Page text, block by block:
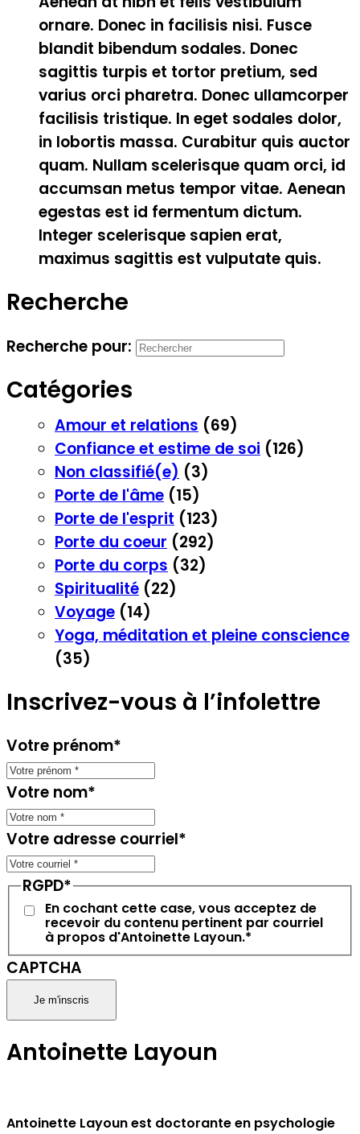
ornare. Donec in facilisis nisi. Fusce
blandit bibendum sodales. Donec
sagittis turpis et tortor pretium, sed
varius orci pharetra. Donec ullamcorper
facilisis tristique. In eget sodales dolor,
in lobortis massa. Curabitur quis auctor
quam. Nullam scelerisque quam orci, id
accumsan metus tempor vitae. Aenean
egestas est id fermentum dictum.
Integer scelerisque sapien erat,
maximus sagittis est vulputate quis.
Recherche
Recherche pour:
Catégories
Amour et relations (69)
Confiance et estime de soi (126)
Non classifié(e) (3)
Porte de l'âme (15)
Porte de l'esprit (123)
Porte du coeur (292)
Porte du corps (32)
Spiritualité (22)
Voyage (14)
Yoga, méditation et pleine conscience
(35)
Inscrivez-vous à l’infolettre
Votre prénom*
Votre nom*
Votre adresse courriel*
RGPD*
En cochant cette case, vous acceptez de
recevoir du contenu pertinent par courriel
à propos d'Antoinette Layoun.*
CAPTCHA
Antoinette Layoun
Antoinette Layoun est doctorante en psychologie